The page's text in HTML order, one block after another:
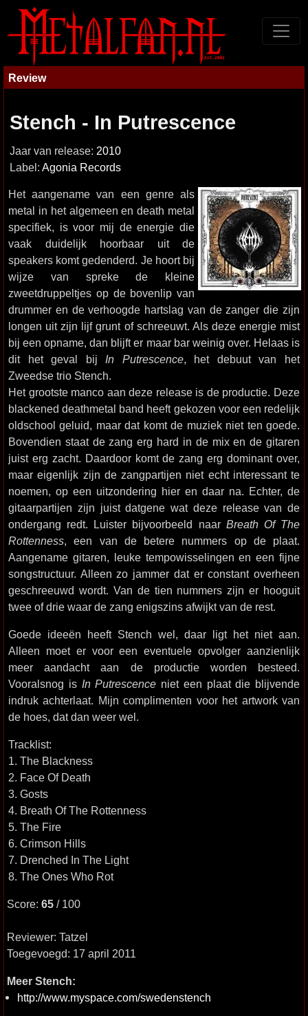
Review
Stench - In Putrescence
Jaar van release: 2010
Label: Agonia Records
Het aangename van een genre als
metal in het algemeen en death metal
specifiek, is voor mij de energie die
vaak duidelijk hoorbaar uit de
speakers komt gedenderd. Je hoort bij
wijze van spreke de kleine
zweetdruppeltjes op de bovenlip van
drummer en de verhoogde hartslag van de zanger die zijn
longen uit zijn lijf grunt of schreeuwt. Als deze energie mist
bij een opname, dan blijft er maar bar weinig over. Helaas is
dit het geval bij In Putrescence, het debuut van het
Zweedse trio Stench.
Het grootste manco aan deze release is de productie. Deze
blackened deathmetal band heeft gekozen voor een redelijk
oldschool geluid, maar dat komt de muziek niet ten goede.
Bovendien staat de zang erg hard in de mix en de gitaren
juist erg zacht. Daardoor komt de zang erg dominant over,
maar eigenlijk zijn de zangpartijen niet echt interessant te
noemen, op een uitzondering hier en daar na. Echter, de
gitaarpartijen zijn juist datgene wat deze release van de
ondergang redt. Luister bijvoorbeeld naar Breath Of The
Rottenness, een van de betere nummers op de plaat.
Aangename gitaren, leuke tempowisselingen en een fijne
songstructuur. Alleen zo jammer dat er constant overheen
geschreeuwd wordt. Van de tien nummers zijn er hooguit
twee of drie waar de zang enigszins afwijkt van de rest.
Goede ideeën heeft Stench wel, daar ligt het niet aan.
Alleen moet er voor een eventuele opvolger aanzienlijk
meer aandacht aan de productie worden besteed.
Vooralsnog is In Putrescence niet een plaat die blijvende
indruk achterlaat. Mijn complimenten voor het artwork van
de hoes, dat dan weer wel.
Tracklist:
1. The Blackness
2. Face Of Death
3. Gosts
4. Breath Of The Rottenness
5. The Fire
6. Crimson Hills
7. Drenched In The Light
8. The Ones Who Rot
Score: 65 / 100
Reviewer: Tatzel
Toegevoegd: 17 april 2011
Meer Stench:
http://www.myspace.com/swedenstench